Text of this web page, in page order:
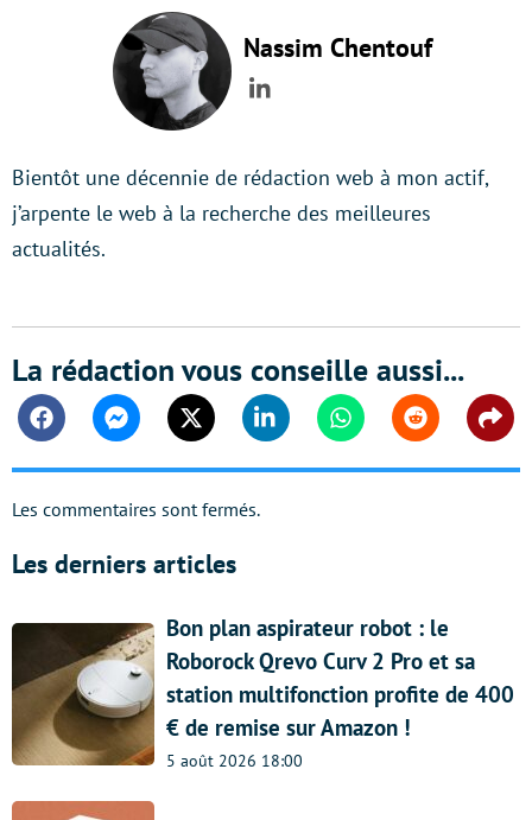
Nassim Chentouf
LinkedIn
Bientôt une décennie de rédaction web à mon actif,
j’arpente le web à la recherche des meilleures
actualités.
La rédaction vous conseille aussi...
FacebookMessengerTwitter Linkedin WhatsappReddit
Les commentaires sont fermés.
Les derniers articles
Bon plan aspirateur robot : le
Roborock Qrevo Curv 2 Pro et sa
station multifonction profite de 400
€ de remise sur Amazon !
5 août 2026 18:00